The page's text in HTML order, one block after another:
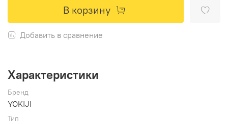
В корзину
Добавить в сравнение
Характеристики
Бренд
YOKIJI
Тип